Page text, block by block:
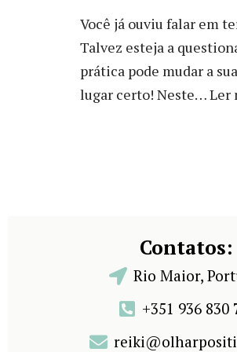
Você já ouviu falar em
Talvez esteja a
prática pode mudar a
lugar certo! Neste…Ler
Contatos:
Rio Maior,
+351 936 830